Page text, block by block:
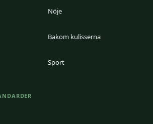
Nöje
Bakom kulisserna
Sport